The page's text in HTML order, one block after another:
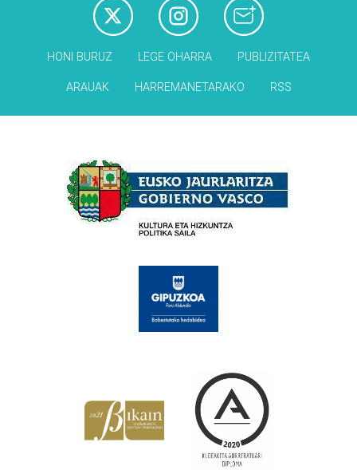
HONI BURUZ LEGE OHARRA PUBLIZITATEA
ARAUAK HARREMANETARAKO RSS